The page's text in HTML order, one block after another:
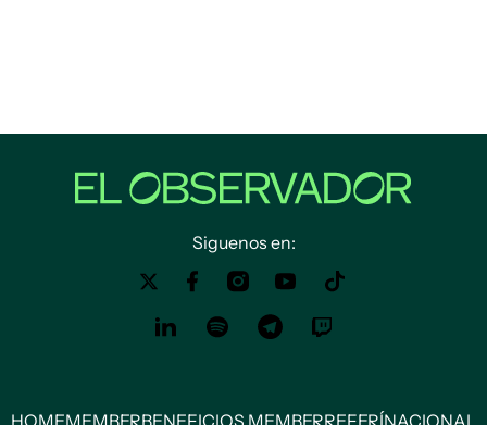
Siguenos en:
HOMEMEMBERBENEFICIOS MEMBERREFERÍNACIONAL